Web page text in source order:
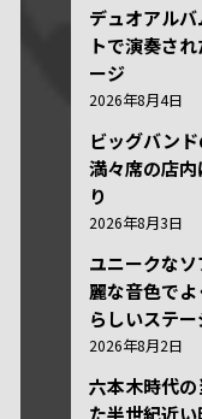
デュオアル
トで演奏さ
ージ
2026年8月4日
ビッグバン
満々席の店
り
2026年8月3日
ユニークな
麗な音色で
らしいステー
2026年8月2日
六本木時代
た半世紀近